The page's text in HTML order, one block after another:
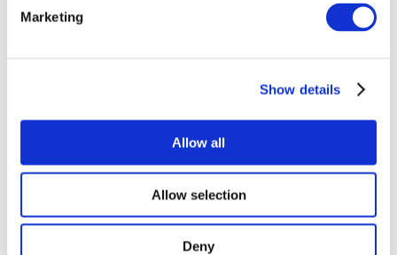
Marketing
Show details
Allow all
Allow selection
Deny
Concerts
Rock music
Without subgenre